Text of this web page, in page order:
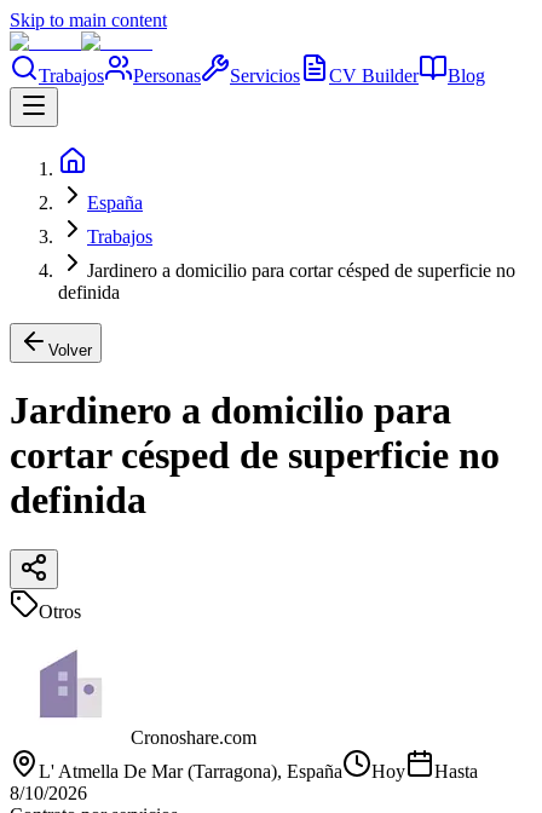
Skip to main content
Trabajos Personas Servicios CV Builder Blog
España
Trabajos
Jardinero a domicilio para cortar césped de superficie no
definida
Volver
Jardinero a domicilio para
cortar césped de superficie no
definida
Otros
Cronoshare.com
L' Atmella De Mar (Tarragona), España Hoy
Hasta
8/10/2026